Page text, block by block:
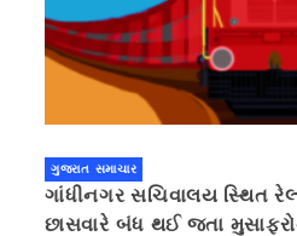
ગુજરાત સમાચાર
ગાંધીનગર સચિવાલય સ્થિત
છાસવારે બંધ થઈ જતા